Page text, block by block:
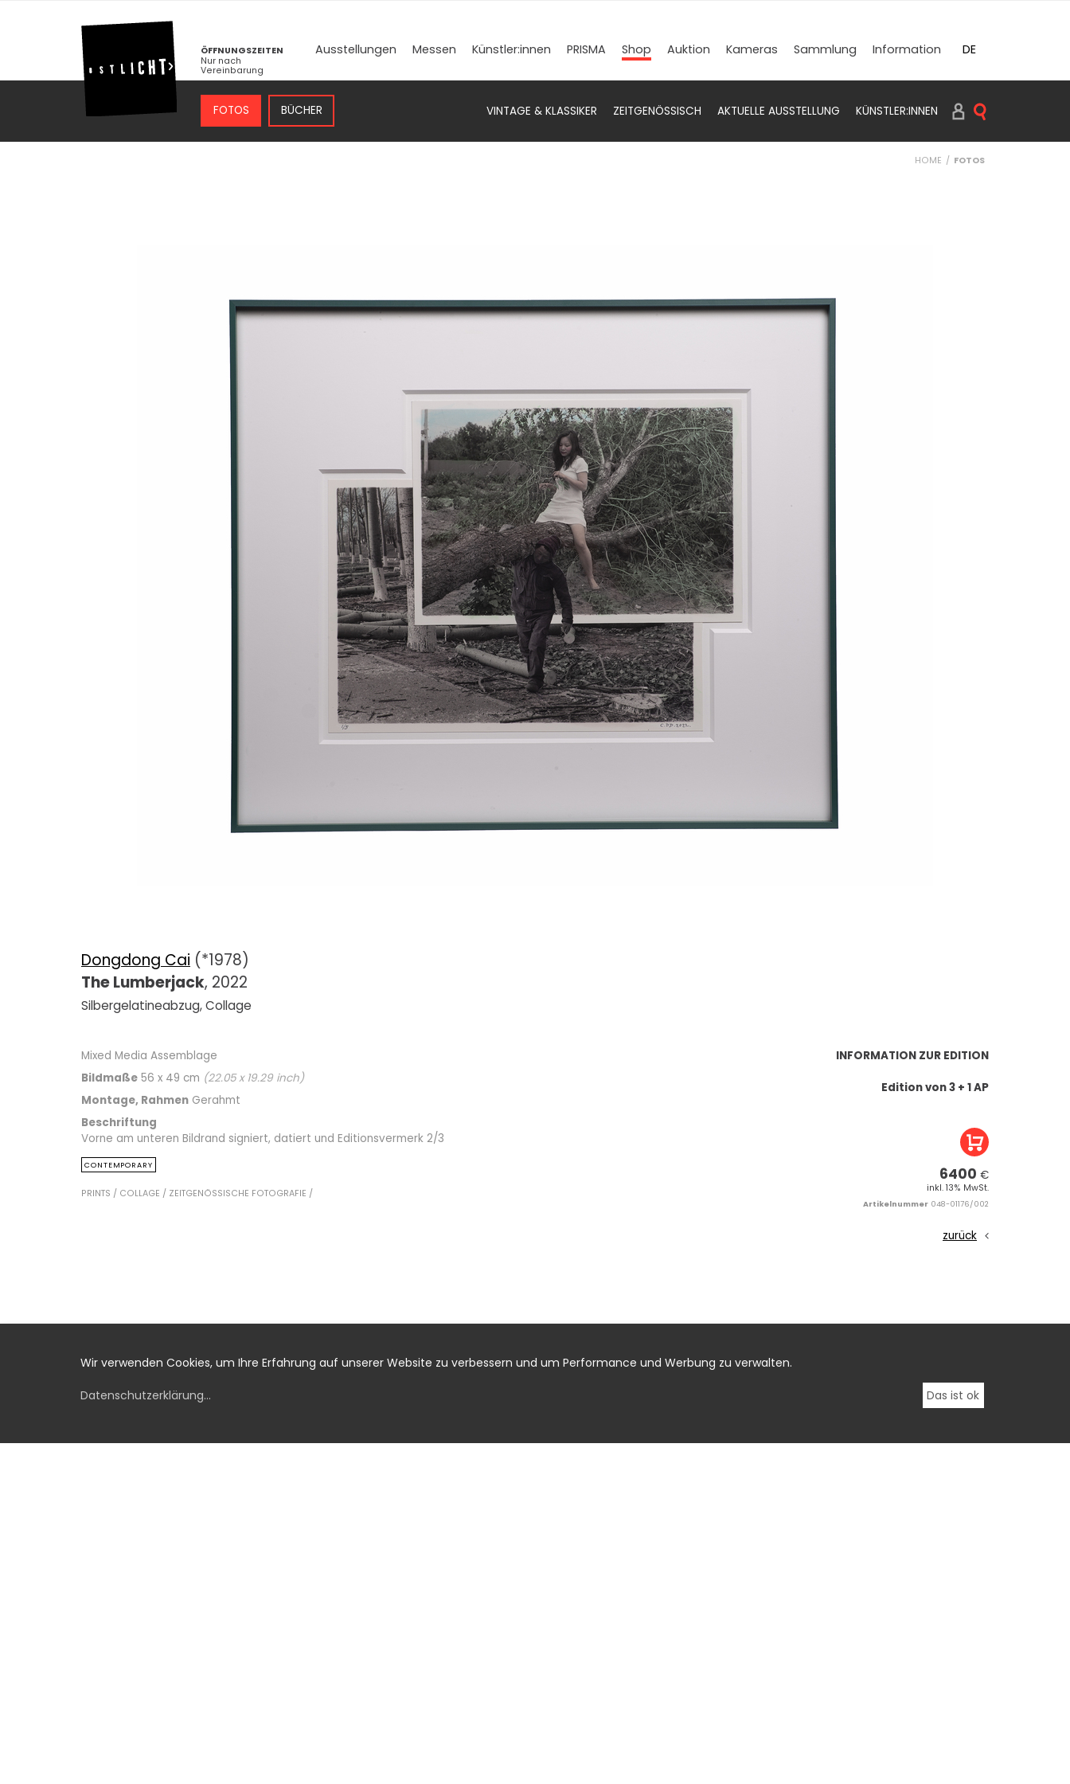
ÖFFNUNGSZEITEN
Nur nach
Vereinbarung
Ausstellungen Messen Künstler­:innen PRISMA Shop Auktion Kameras Sammlung Information
DE
EN
FOTOS BÜCHER VINTAGE & KLASSIKER ZEITGENÖSSISCH AKTUELLE AUSSTELLUNG KÜNSTLER:INNEN
SUCHEN PRINTS
HOME FOTOS
Dongdong Cai (*1978)
The Lumberjack, 2022
Silbergelatineabzug, Collage
INFORMATION ZUR EDITION
Edition von 3 + 1 AP
6400 €
inkl. 13% MwSt.
Artikelnummer 048-01176/002
Mixed Media Assemblage
Bildmaße 56 x 49 cm (22.05x 19.29 inch)
Montage, Rahmen Gerahmt
Beschriftung
Vorne am unteren Bildrand signiert, datiert und Editionsvermerk 2/3
CONTEMPORARY
PRINTS / COLLAGE / ZEITGENÖSSISCHE FOTOGRAFIE /
zurück
Wir verwenden Cookies, um Ihre Erfahrung auf unserer Website zu verbessern und um Performance und Werbung zu verwalten.
Datenschutzerklärung... Das ist ok